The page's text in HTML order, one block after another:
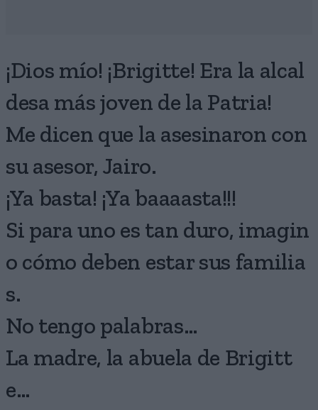
¡Dios mío! ¡Brigitte! Era la alcal
desa más joven de la Patria!
Me dicen que la asesinaron con
su asesor, Jairo.
¡Ya basta! ¡Ya baaaasta!!!
Si para uno es tan duro, imagin
o cómo deben estar sus familia
s.
No tengo palabras…
La madre, la abuela de Brigitt
e…